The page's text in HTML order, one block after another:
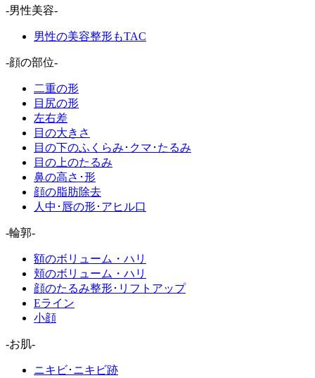
-男性美容-
男性の美容整形もTAC
-顔の部位-
二重の形
目尻の形
左右差
目の大きさ
目の下のふくらみ･クマ･たるみ
目の上のたるみ
鼻の高さ･形
顔の脂肪除去
人中･唇の形･アヒル口
-輪郭-
額のボリューム・ハリ
頬のボリューム・ハリ
顔のたるみ整形･リフトアップ
Eライン
小顔
-お肌-
ニキビ･ニキビ跡